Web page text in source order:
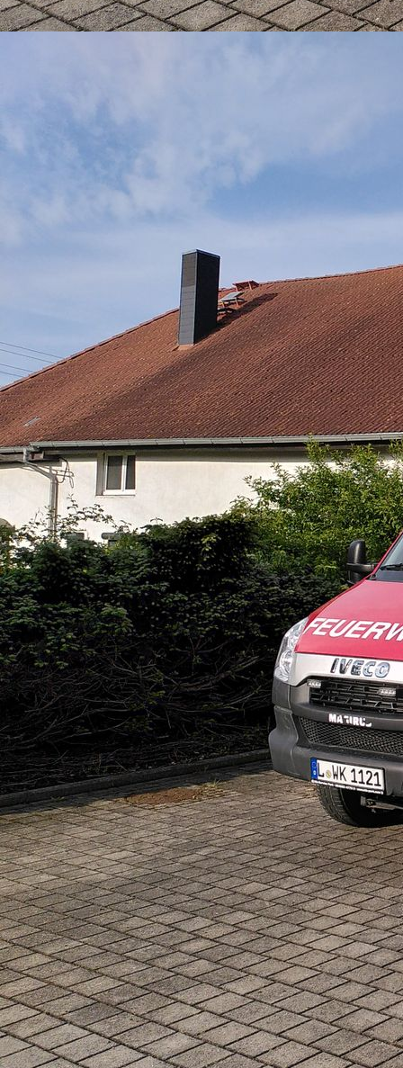
Strahlrohrtraining 07.07.026 (3)
FWDV_3 17.03.2026 (3)
FWDV_3 17.03.2026 (2)